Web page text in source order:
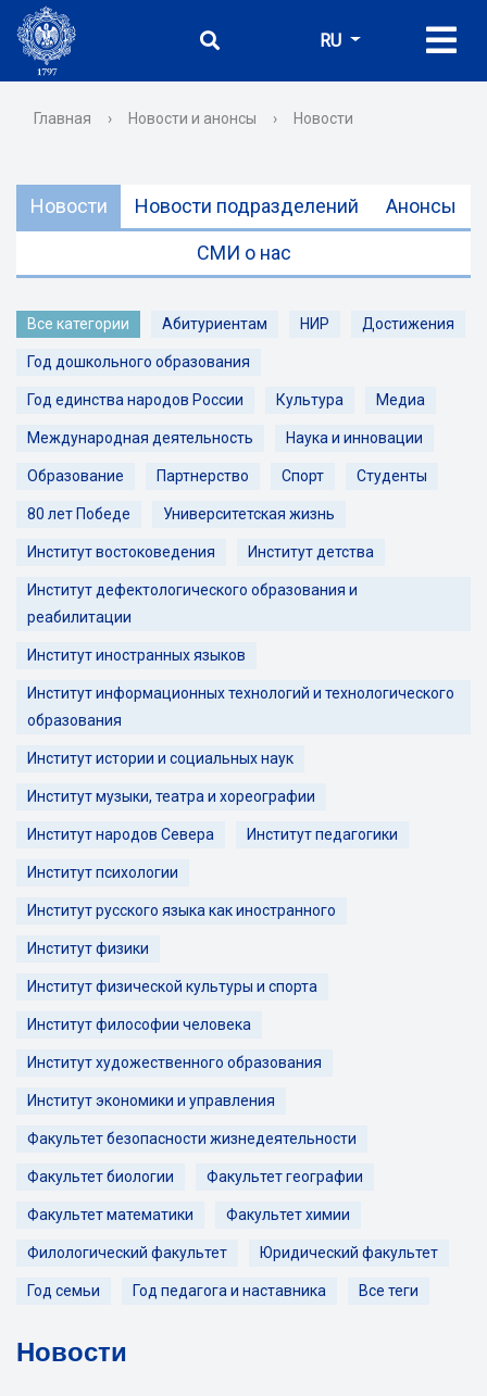
RU
Главная › Новости и анонсы › Новости
Новости Новости подразделений Анонсы
СМИ о нас
Все категории Абитуриентам НИР Достижения
Год дошкольного образования
Год единства народов России Культура Медиа
Международная деятельность Наука и инновации
Образование Партнерство Спорт Студенты
80 лет Победе Университетская жизнь
Институт востоковедения Институт детства
Институт дефектологического образования и
реабилитации
Институт иностранных языков
Институт информационных технологий и технологического
образования
Институт истории и социальных наук
Институт музыки, театра и хореографии
Институт народов Севера Институт педагогики
Институт психологии
Институт русского языка как иностранного
Институт физики
Институт физической культуры и спорта
Институт философии человека
Институт художественного образования
Институт экономики и управления
Факультет безопасности жизнедеятельности
Факультет биологии Факультет географии
Факультет математики Факультет химии
Филологический факультет Юридический факультет
Год семьи Год педагога и наставника Все теги
Новости